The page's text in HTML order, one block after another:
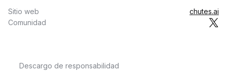
Sitio web
chutes.ai
Comunidad
Descargo de responsabilidad